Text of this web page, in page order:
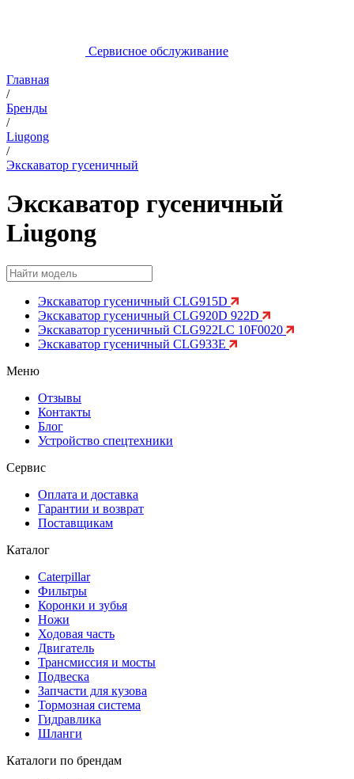
Сервисное обслуживание
Главная
/
Бренды
/
Liugong
/
Экскаватор гусеничный
Экскаватор гусеничный
Liugong
Экскаватор гусеничный CLG915D
Экскаватор гусеничный CLG920D 922D
Экскаватор гусеничный CLG922LC 10F0020
Экскаватор гусеничный CLG933E
Меню
Отзывы
Контакты
Блог
Устройство спецтехники
Сервис
Оплата и доставка
Гарантии и возврат
Поставщикам
Каталог
Caterpillar
Фильтры
Коронки и зубья
Ножи
Ходовая часть
Двигатель
Трансмиссия и мосты
Подвеска
Запчасти для кузова
Тормозная система
Гидравлика
Шланги
Каталоги по брендам